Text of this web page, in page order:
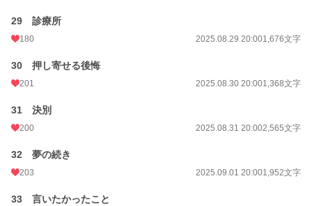
29 診療所
180 2025.08.29 20:001,676文字
30 押し寄せる後悔
201 2025.08.30 20:001,368文字
31 決別
200 2025.08.31 20:002,565文字
32 夢の続き
203 2025.09.01 20:001,952文字
33 言いたかったこと